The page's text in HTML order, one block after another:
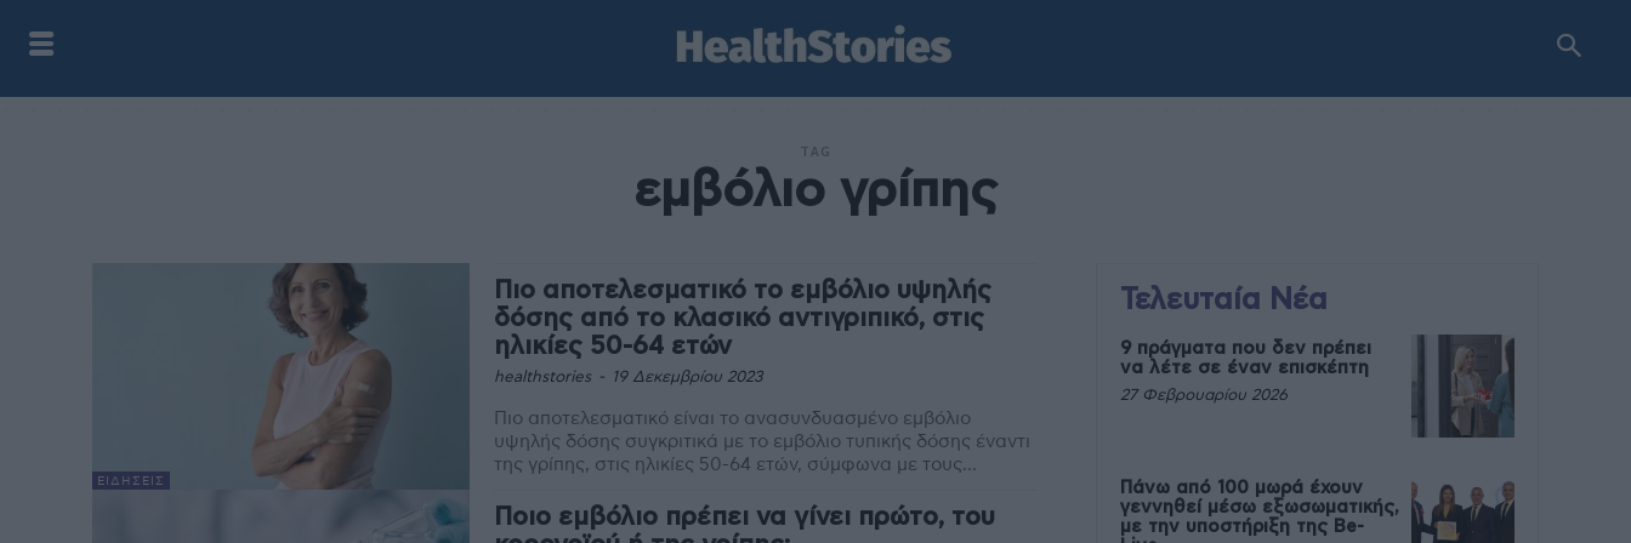
TAG
εμβόλιο γρίπης
ΕΙΔΉΣΕΙΣ
Πιο αποτελεσματικό το εμβόλιο υψηλής
δόσης από το κλασικό αντιγριπικό, στις
ηλικίες 50-64 ετών
healthstories - 19 Δεκεμβρίου 2023
Πιο αποτελεσματικό είναι το ανασυνδυασμένο εμβόλιο
υψηλής δόσης συγκριτικά με το εμβόλιο τυπικής δόσης έναντι
της γρίπης, στις ηλικίες 50-64 ετών, σύμφωνα με τους...
Ποιο εμβόλιο πρέπει να γίνει πρώτο, του
Τελευταία Νέα
9 πράγματα που δεν πρέπει
να λέτε σε έναν επισκέπτη
27 Φεβρουαρίου 2026
Πάνω από 100 μωρά έχουν
γεννηθεί μέσω εξωσωματικής,
με την υποστήριξη της Be-